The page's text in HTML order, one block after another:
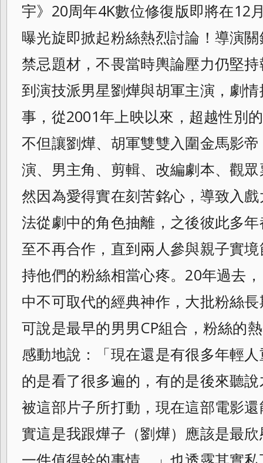
宇》20周年4K數位修復版即將在12
曝光旋即掀起粉絲熱烈討論！導演
禁忌題材，不畏當時輿論壓力仍堅
到演技派男星劉燁與胡軍主演，劇
事， 從2001年上映以來，超越性別
不但讓劉燁、胡軍雙雙入圍金馬影
演、 男主角、剪輯、改編劇本、觀
然因為愛得實在刻苦銘心，導致入
法從劇中的角色抽離，之後彼此多
至不再合作，直到兩人參與親子實
持他們的粉絲相當心疼。20年過去
中不可取代的經典神作，大批粉絲
可說是最早的男男CP組合， 粉絲的
感動地說：「現在還是有很多年輕
的是看了很多遍的， 有的是後來聽
被這部片子所打動， 現在這部電影
實這是我跟燁子（劉燁） 應該是最